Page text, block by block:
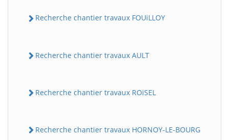
Recherche chantier travaux FOUiLLOY
Recherche chantier travaux AULT
Recherche chantier travaux ROiSEL
Recherche chantier travaux HORNOY-LE-BOURG